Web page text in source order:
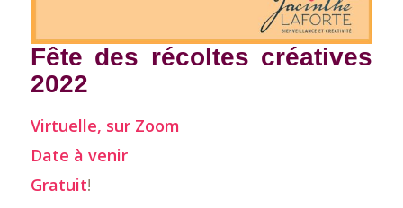
Fête des récoltes créatives
2022
Virtuelle, sur Zoom
Date à venir
Gratuit!